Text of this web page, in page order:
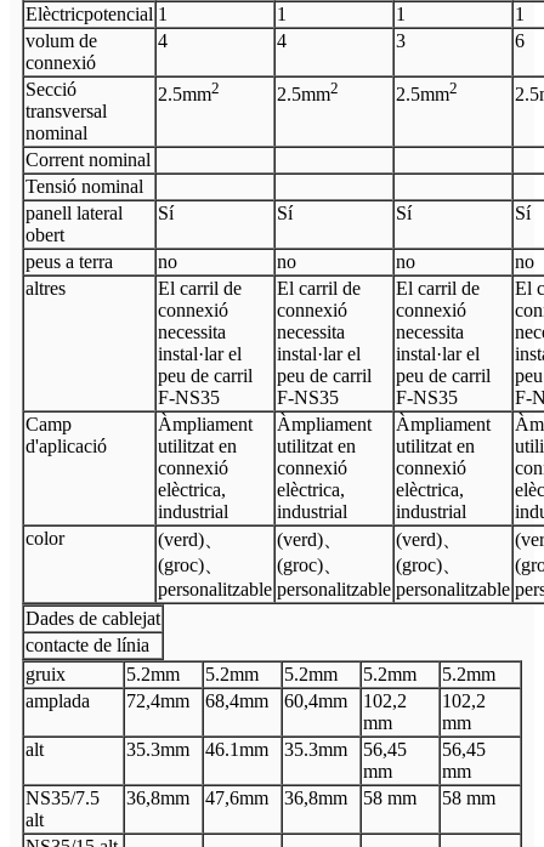
Elèctricpotencial 1 1 1
1
volum de
connexió
4 4 3 6
Secció
transversal
nominal
2.5mm2 2.5mm2 2.5mm2 2.5
Corrent nominal
Tensió nominal
panell lateral
obert
Sí Sí Sí Sí
peus a terra no no no
no
altres
El carril de
connexió
necessita
instal·lar el
peu de carril
F-NS35
El carril de
connexió
necessita
instal·lar el
peu de carril
F-NS35
El carril de
connexió
necessita
instal·lar el
peu de carril
F-NS35
El
F-
Camp
d'aplicació
Àmpliament
utilitzat en
connexió
elèctrica,
industrial
Àmpliament
utilitzat en
connexió
elèctrica,
industrial
Àmpliament
utilitzat en
connexió
elèctrica,
industrial
color
(verd)
(groc)
personalitzable
(verd)
(groc)
personalitzable
(verd)
(groc)
personalitzable
Dades de cablejat
contacte de línia
gruix
5.2mm 5.2mm 5.2mm 5.2mm 5.2mm
amplada
72,4mm 68,4mm 60,4mm
102,2
mm
102,2
mm
alt
35.3mm 46.1mm 35.3mm
56,45
mm
56,45
mm
NS35/7.5
alt
36,8mm 47,6mm 36,8mm 58 mm 58 mm